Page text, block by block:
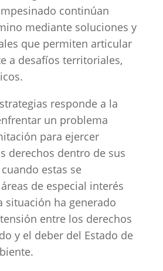
continúan
mediante soluciones y
que permiten articular
a desafíos territoriales,
responde a la
un problema
para ejercer
derechos dentro de sus
estas se
de especial interés
situación ha generado
entre los derechos
y el deber del Estado de